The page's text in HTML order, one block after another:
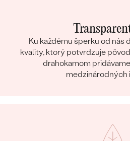
Ku každému šperku od
kvality, ktorý potvrdzuje
drahokamom
medzinárodných